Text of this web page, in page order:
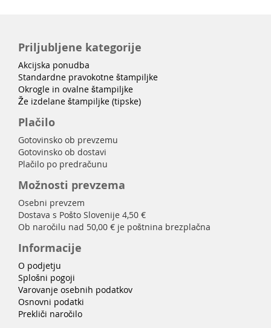
Priljubljene kategorije
Akcijska ponudba
Standardne pravokotne štampiljke
Okrogle in ovalne štampiljke
Že izdelane štampiljke (tipske)
Plačilo
Gotovinsko ob prevzemu
Gotovinsko ob dostavi
Plačilo po predračunu
Možnosti prevzema
Osebni prevzem
Dostava s Pošto Slovenije 4,50 €
Ob naročilu nad 50,00 € je poštnina brezplačna
Informacije
O podjetju
Splošni pogoji
Varovanje osebnih podatkov
Osnovni podatki
Prekliči naročilo